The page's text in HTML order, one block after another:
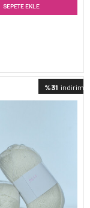
SEPETE EKLE
%31 indirimli